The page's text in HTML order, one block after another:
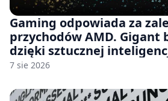
Gaming odpowiada za
przychodów AMD. Gigant
dzięki sztucznej
7 sie 2026